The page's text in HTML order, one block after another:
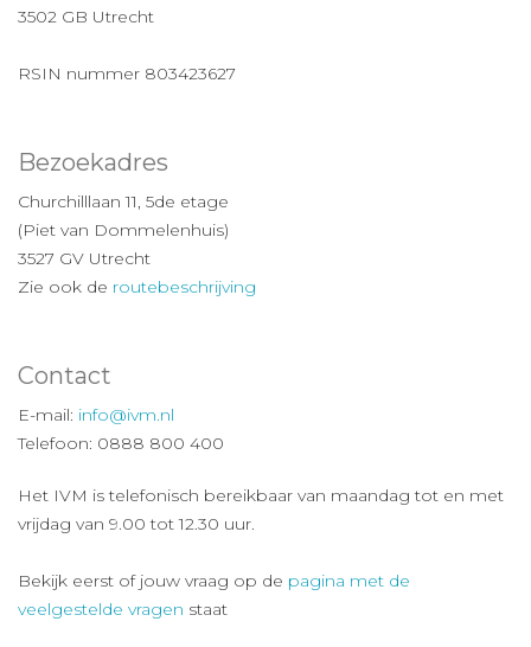
3502 GB Utrecht
RSIN nummer 803423627
Bezoekadres
Churchilllaan 11, 5de etage
(Piet van Dommelenhuis)
3527 GV Utrecht
Zie ook de routebeschrijving
Contact
E-mail: info@ivm.nl
Telefoon: 0888 800 400
Het IVM is telefonisch bereikbaar van maandag tot en met
vrijdag van 9.00 tot 12.30 uur.
Bekijk eerst of jouw vraag op de pagina met de
veelgestelde vragen staat